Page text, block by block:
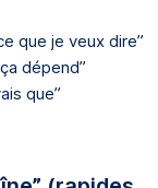
que je veux dire”
dépend”
que”